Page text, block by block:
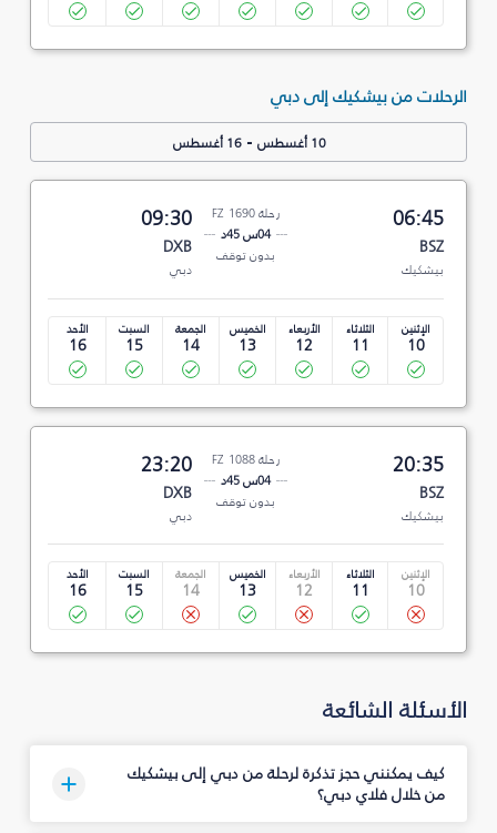
الرحلات من بيشكيك إلى دبي
10 أغسطس -16 أغسطس
06:45
BSZ
بيشكيك
رحلة FZ 1690
04س 45د
بدون توقف
09:30
DXB
دبي
الإثنين
10
الثلاثاء
11
الأربعاء
12
الخميس
13
الجمعة
14
السبت
15
الأحد
16
20:35
BSZ
بيشكيك
رحلة FZ 1088
04س 45د
بدون توقف
23:20
DXB
دبي
الإثنين
10
الثلاثاء
11
الأربعاء
12
الخميس
13
الجمعة
14
السبت
15
الأحد
16
الأسئلة الشائعة
كيف يمكنني حجز تذكرة لرحلة من دبي إلى بيشكيك
من خلال فلاي دبي؟